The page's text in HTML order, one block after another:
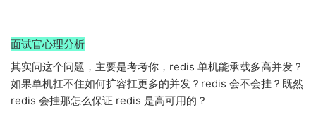
面试官心理分析
其实问这个问题，主要是考考你，redis 单机能承载多高并发？
如果单机扛不住如何扩容扛更多的并发？redis 会不会挂？既然
redis 会挂那怎么保证 redis 是高可用的？